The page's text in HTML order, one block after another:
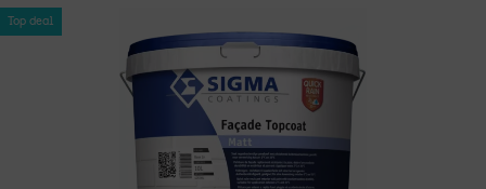
Top deal